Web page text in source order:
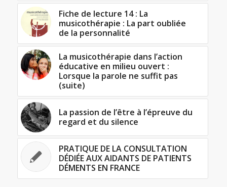
Fiche de lecture 14 : La
musicothérapie : La part oubliée
de la personnalité
La musicothérapie dans l’action
éducative en milieu ouvert :
Lorsque la parole ne suffit pas
(suite)
La passion de l’être à l’épreuve du
regard et du silence
PRATIQUE DE LA CONSULTATION
DÉDIÉE AUX AIDANTS DE PATIENTS
DÉMENTS EN FRANCE